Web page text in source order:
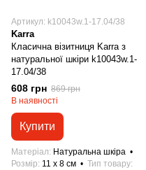
Артикул: k10043w.1-17.04/38
Karra
Класична візитниця Karra з
натуральної шкіри k10043w.1-
17.04/38
608 грн 869 грн
В наявності
Купити
Матеріал
Натуральна шкіра
Розмір 11 x 8 см
Тип товару